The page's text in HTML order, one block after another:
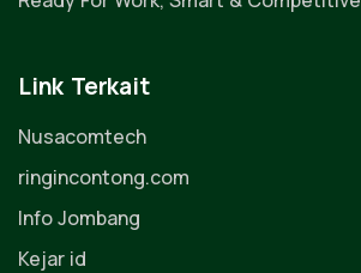
Link Terkait
Nusacomtech
ringincontong.com
Info Jombang
Kejar id